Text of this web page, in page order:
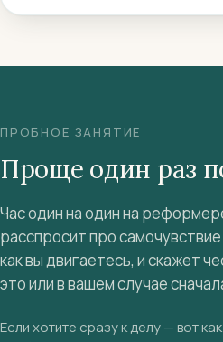
ПРОБНОЕ ЗАНЯТИЕ
Проще один раз
Час один на один на
расспросит про
как вы двигаетесь, и скажет
это или в вашем случае
Если хотите сразу к делу — вот